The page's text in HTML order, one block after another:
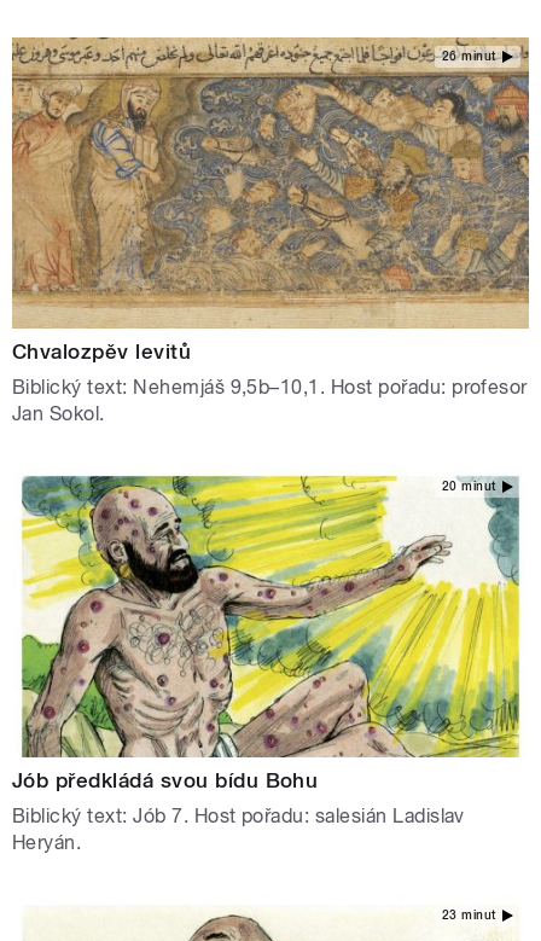
26 minut
Chvalozpěv levitů
Biblický text: Nehemjáš 9,5b–10,1. Host pořadu: profesor
Jan Sokol.
20 minut
Jób předkládá svou bídu Bohu
Biblický text: Jób 7. Host pořadu: salesián Ladislav
Heryán.
23 minut